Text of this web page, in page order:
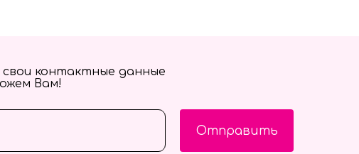
Отправить
контактные данные
Вам!